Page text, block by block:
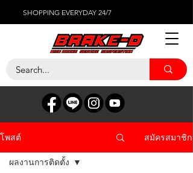
SHOPPING EVERYDAY 24/7
โพสต์ สมัครสมาชิก
ผลงานการติดตั้ง